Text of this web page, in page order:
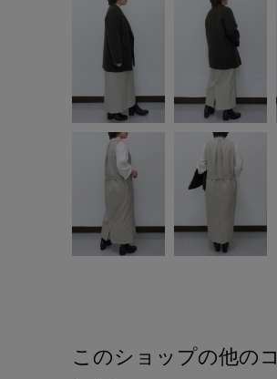
このショップの他の